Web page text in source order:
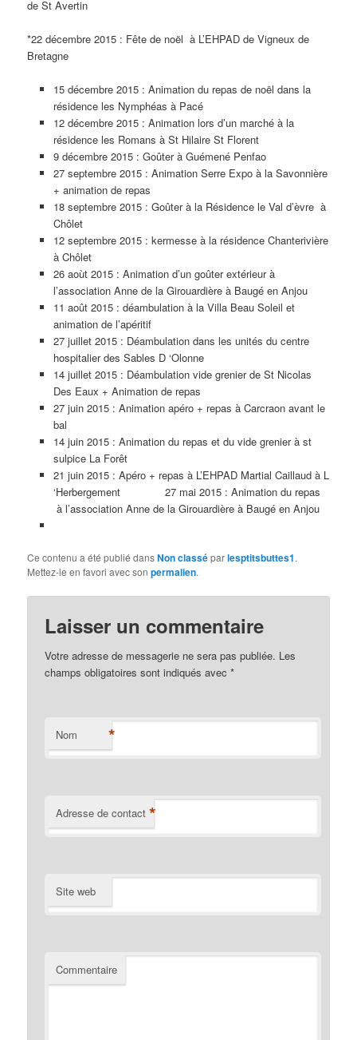
de St Avertin
*22 décembre 2015 : Fête de noël à L’EHPAD de Vigneux de
Bretagne
15 décembre 2015 : Animation du repas de noël dans la
résidence les Nymphéas à Pacé
12 décembre 2015 : Animation lors d’un marché à la
résidence les Romans à St Hilaire St Florent
9 décembre 2015 : Goûter à Guémené Penfao
27 septembre 2015 : Animation Serre Expo à la Savonnière
+ animation de repas
18 septembre 2015 : Goûter à la Résidence le Val d’èvre à
Chôlet
12 septembre 2015 : kermesse à la résidence Chanterivière
à Chôlet
26 aoùt 2015 : Animation d’un goûter extérieur à
l’association Anne de la Girouardière à Baugé en Anjou
11 août 2015 : déambulation à la Villa Beau Soleil et
animation de l’apéritif
27 juillet 2015 : Déambulation dans les unités du centre
hospitalier des Sables D ‘Olonne
14 juillet 2015 : Déambulation vide grenier de St Nicolas
Des Eaux + Animation de repas
27 juin 2015 : Animation apéro + repas à Carcraon avant le
bal
14 juin 2015 : Animation du repas et du vide grenier à st
sulpice La Forêt
21 juin 2015 : Apéro + repas à L’EHPAD Martial Caillaud à L
‘Herbergement 27 mai 2015 : Animation du repas
à l’association Anne de la Girouardière à Baugé en Anjou
Ce contenu a été publié dansNon classéparlesptitsbuttes1.
Mettez-le en favori avec sonpermalien.
Laisser un commentaire
Votre adresse de messagerie ne sera pas publiée. Les
champs obligatoires sont indiqués avec*
Nom *
Adresse de contact *
Site web
Commentaire